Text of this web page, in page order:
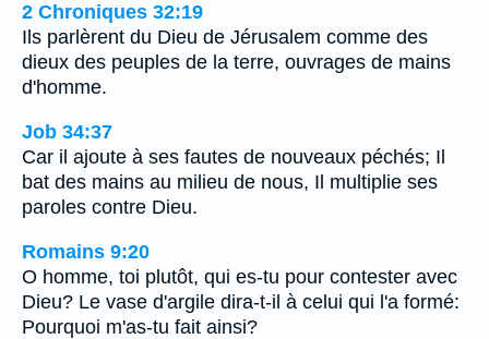
2 Chroniques 32:19
Ils parlèrent du Dieu de Jérusalem comme des
dieux des peuples de la terre, ouvrages de mains
d'homme.
Job 34:37
Car il ajoute à ses fautes de nouveaux péchés; Il
bat des mains au milieu de nous, Il multiplie ses
paroles contre Dieu.
Romains 9:20
O homme, toi plutôt, qui es-tu pour contester avec
Dieu? Le vase d'argile dira-t-il à celui qui l'a formé:
Pourquoi m'as-tu fait ainsi?